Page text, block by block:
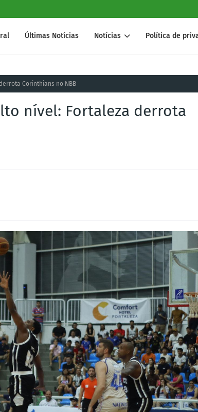
Últimas Notícias Notícias Política de
Corinthians no NBB
nível: Fortaleza derrota